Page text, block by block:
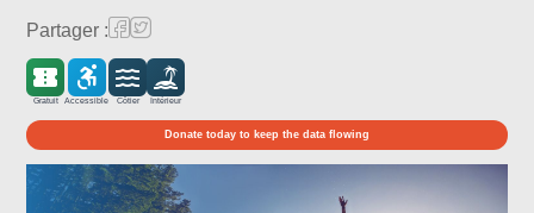
Partager :
Gratuit Accessible Côtier Intérieur
Donate today to keep the data flowing